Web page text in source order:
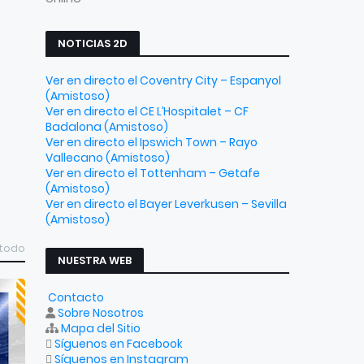
NOTICIAS 2D
Ver en directo el Coventry City – Espanyol
(Amistoso)
Ver en directo el CE L’Hospitalet – CF
Badalona (Amistoso)
Ver en directo el Ipswich Town – Rayo
Vallecano (Amistoso)
Ver en directo el Tottenham – Getafe
(Amistoso)
Ver en directo el Bayer Leverkusen – Sevilla
(Amistoso)
NUESTRA WEB
Contacto
Sobre Nosotros
Mapa del Sitio
Síguenos en Facebook
Síguenos en Instagram